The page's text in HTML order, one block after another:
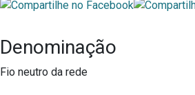
Denominação
Fio neutro da rede